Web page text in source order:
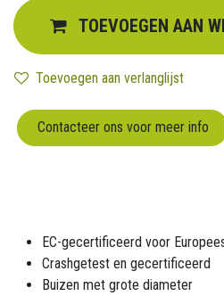
TOEVOEGEN AAN
Toevoegen aan verlanglijst
Contacteer ons voor meer info
EC-gecertificeerd voor
Crashgetest en gecertificeerd
Buizen met grote diameter